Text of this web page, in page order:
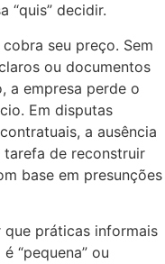
“quis” decidir.
seu preço. Sem
ou documentos
a empresa perde o
Em disputas
a ausência
de reconstruir
base em presunções
práticas informais
“pequena” ou